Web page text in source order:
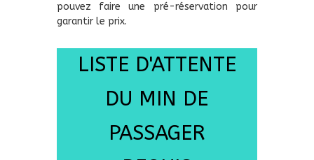
pouvez faire une pré-réservation pour
garantir le prix.
LISTE D'ATTENTE
DU MIN DE
PASSAGER